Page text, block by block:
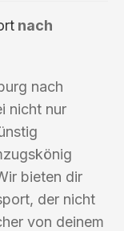
nach
nach
nicht nur
bieten dir
der nicht
von deinem